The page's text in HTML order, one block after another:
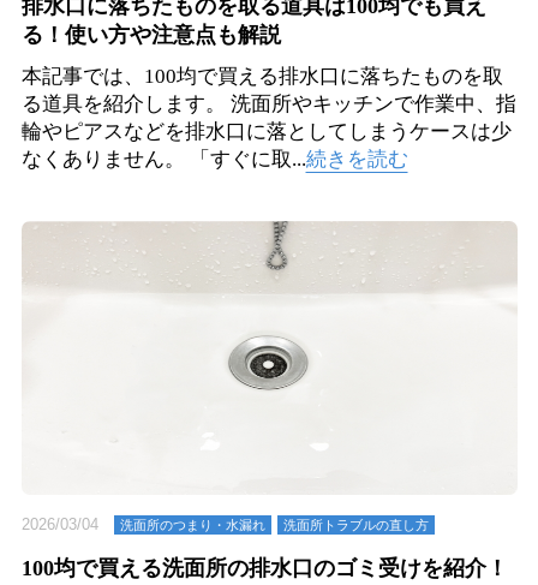
排水口に落ちたものを取る道具は100均でも買え
る！使い方や注意点も解説
本記事では、100均で買える排水口に落ちたものを取
る道具を紹介します。 洗面所やキッチンで作業中、指
輪やピアスなどを排水口に落としてしまうケースは少
なくありません。 「すぐに取...続きを読む
2026/03/04 洗⾯所のつまり・⽔漏れ 洗面所トラブルの直し方
100均で買える洗面所の排水口のゴミ受けを紹介！